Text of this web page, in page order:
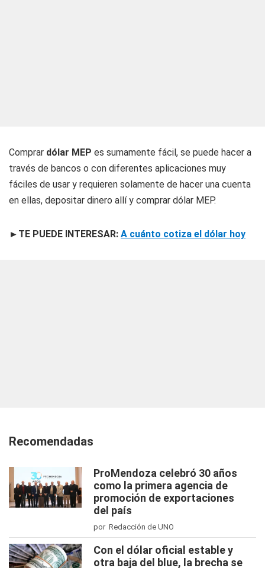
Comprar dólar MEP es sumamente fácil, se puede hacer a
través de bancos o con diferentes aplicaciones muy
fáciles de usar y requieren solamente de hacer una cuenta
en ellas, depositar dinero allí y comprar dólar MEP.
►TE PUEDE INTERESAR: A cuánto cotiza el dólar hoy
Recomendadas
ProMendoza celebró 30 años
como la primera agencia de
promoción de exportaciones
del país
por Redacción de UNO
Con el dólar oficial estable y
otra baja del blue, la brecha se